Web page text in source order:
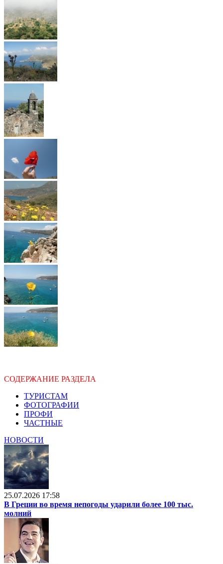
СОДЕРЖАНИЕ РАЗДЕЛА
ТУРИСТАМ
ФОТОГРАФИИ
ПРОФИ
ЧАСТНЫЕ
НОВОСТИ
25.07.2026 17:58
В Греции во время непогоды ударили более 100 тыс.
молний